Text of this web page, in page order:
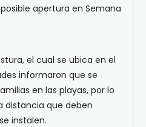
apertura en Semana
el cual se ubica en el
informaron que se
en las playas, por lo
distancia que deben
instalen.